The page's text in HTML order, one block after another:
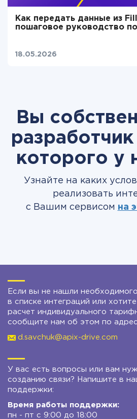
Как передать данные из
пошаговое руководство
18.05.2026
Вы
которого у
Узнайте на каких
реализовать
с Вашим сервисом на
Если вы не нашли
в списке интеграций или
расчет индивидуального
сообщите нам об этом по
d.savchuk@apix-drive.com
У вас есть вопросы или вам
созданию связи? Напишите в
поддержки:
Время работы поддержки:
пн - пт с 9:00 до 18:00